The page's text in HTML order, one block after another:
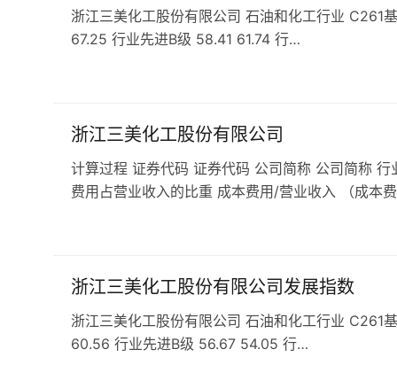
浙江三美化工股份有限公司 石油和化工行业
67.25 行业先进B级 58.41 61.74 行…
浙江三美化工股份有限公司
计算过程 证券代码 证券代码 公司简称 公司简称
费用占营业收入的比重 成本费用/营业收入 （成本
浙江三美化工股份有限公司发展指数
浙江三美化工股份有限公司 石油和化工行业
60.56 行业先进B级 56.67 54.05 行…